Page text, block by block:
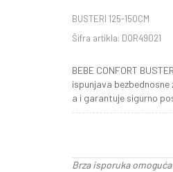
BUSTERI 125-150CM
Šifra artikla: DOR49021
BEBE CONFORT
ispunjava
a i garantuje sigurno
Brza isporuka